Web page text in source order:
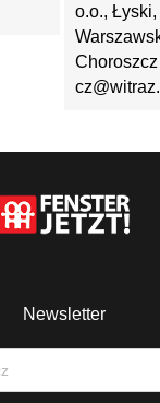
o.o., Łyski,
Newsletter